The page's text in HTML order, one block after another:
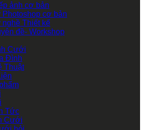
ảnh cơ bản
Photoshop cơ bản
nghề Thiết kế
đề- Workshop
Cưới
Đình
Thuật
Tức
Cưới